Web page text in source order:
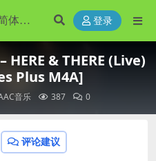
登录
HERE & THERE (Live)
Plus M4A]
音乐 387 0
评论建议